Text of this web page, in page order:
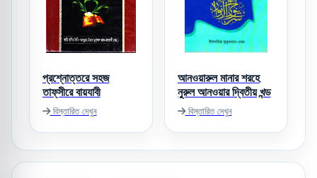
প্রশ্নোত্তরে সহজ
তাফ্‌সীরে বায়যাবী
বিস্তারিত দেখুন
আনওয়ারুল মানার শরহে
নুরুল আনওয়ার দ্বিতীয় খন্ড
বিস্তারিত দেখুন